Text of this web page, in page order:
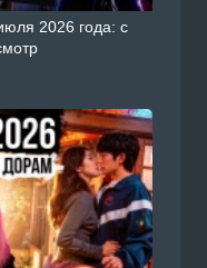
2026 года: с